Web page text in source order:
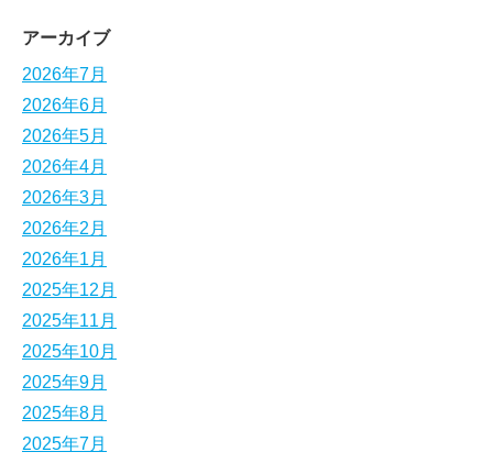
アーカイブ
2026年7月
2026年6月
2026年5月
2026年4月
2026年3月
2026年2月
2026年1月
2025年12月
2025年11月
2025年10月
2025年9月
2025年8月
2025年7月